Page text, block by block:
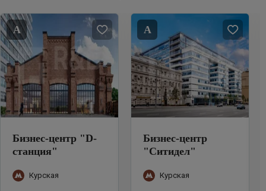
A
Бизнес-центр "D-
станция"
Курская
A
Бизнес-центр
"Ситидел"
Курская